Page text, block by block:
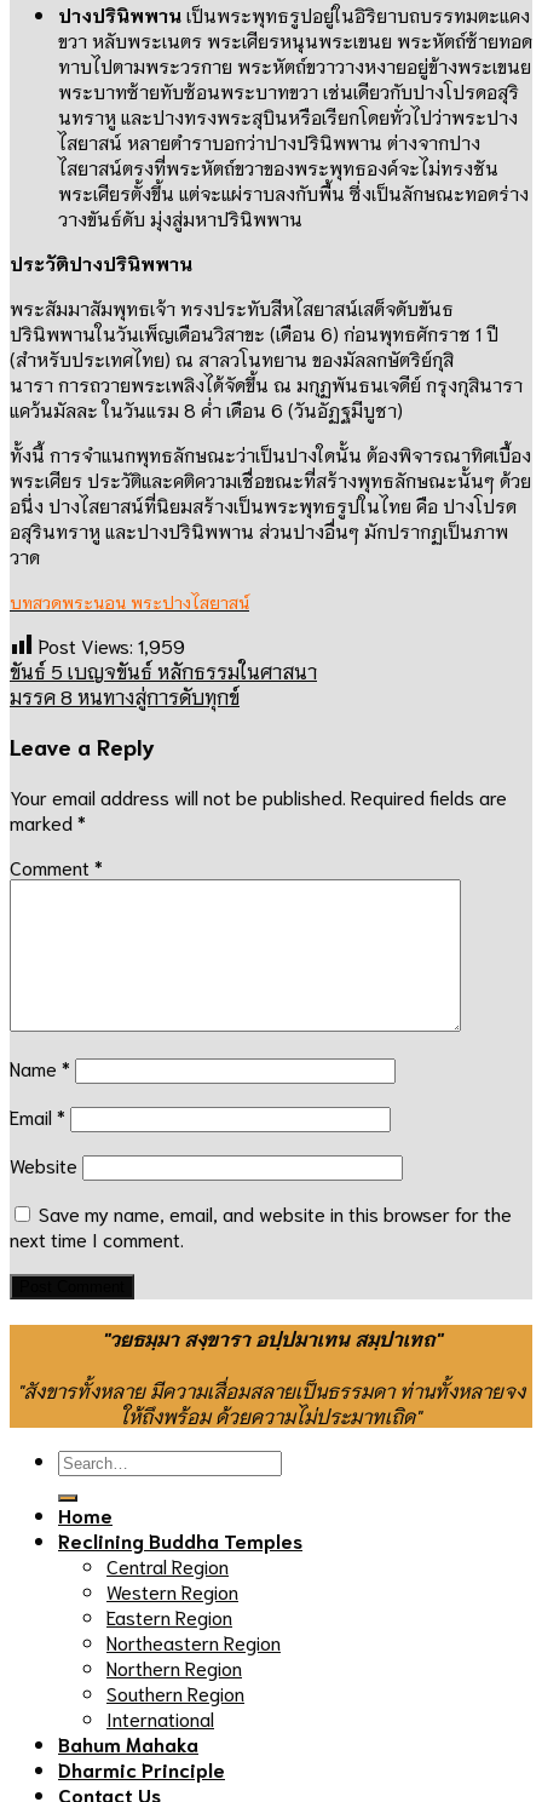
ปางปรินิพพาน เป็นพระพุทธรูปอยู่ในอิริยาบถบรรทมตะแคง
ขวา หลับพระเนตร พระเศียรหนุนพระเขนย พระหัตถ์ซ้ายทอด
ทาบไปตามพระวรกาย พระหัตถ์ขวาวางหงายอยู่ข้างพระเขนย
พระบาทซ้ายทับซ้อนพระบาทขวา เช่นเดียวกับปางโปรดอสุริ
นทราหู และปางทรงพระสุบินหรือเรียกโดยทั่วไปว่าพระปาง
ไสยาสน์ หลายตำราบอกว่าปางปรินิพพาน ต่างจากปาง
ไสยาสน์ตรงที่พระหัตถ์ขวาของพระพุทธองค์จะไม่ทรงชัน
พระเศียรตั้งขึ้น แต่จะแผ่ราบลงกับพื้น ซึ่งเป็นลักษณะทอดร่าง
วางขันธ์ดับ มุ่งสู่มหาปรินิพพาน
ประวัติปางปรินิพพาน
พระสัมมาสัมพุทธเจ้า ทรงประทับสีหไสยาสน์เสด็จดับขันธ
ปรินิพพานในวันเพ็ญเดือนวิสาขะ (เดือน 6) ก่อนพุทธศักราช 1 ปี
(สำหรับประเทศไทย) ณ สาลวโนทยาน ของมัลลกษัตริย์กุสิ
นารา การถวายพระเพลิงได้จัดขึ้น ณ มกุฏพันธนเจดีย์ กรุงกุสินารา
แคว้นมัลละ ในวันแรม 8 ค่ำ เดือน 6 (วันอัฏฐมีบูชา)
ทั้งนี้ การจำแนกพุทธลักษณะว่าเป็นปางใดนั้น ต้องพิจารณาทิศเบื้อง
พระเศียร ประวัติและคติความเชื่อขณะที่สร้างพุทธลักษณะนั้นๆ ด้วย
อนึ่ง ปางไสยาสน์ที่นิยมสร้างเป็นพระพุทธรูปในไทย คือ ปางโปรด
อสุรินทราหู และปางปรินิพพาน ส่วนปางอื่นๆ มักปรากฏเป็นภาพ
วาด
บทสวดพระนอน พระปางไสยาสน์
Post Views: 1,959
ขันธ์ 5 เบญจขันธ์ หลักธรรมในศาสนา
มรรค 8 หนทางสู่การดับทุกข์
Leave a Reply
Your email address will not be published. Required fields are
marked *
Comment *
Name *
Email *
Website
Save my name, email, and website in this browser for the
next time I comment.
"วยธมฺมา สงฺขารา อปฺปมาเทน สมฺปาเทถ"
"สังขารทั้งหลาย มีความเสื่อมสลายเป็นธรรมดา ท่านทั้งหลายจง
ให้ถึงพร้อม ด้วยความไม่ประมาทเถิด"
Home
Reclining Buddha Temples
Central Region
Western Region
Eastern Region
Northeastern Region
Northern Region
Southern Region
International
Bahum Mahaka
Dharmic Principle
Contact Us